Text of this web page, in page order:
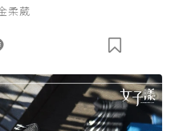
柔葳